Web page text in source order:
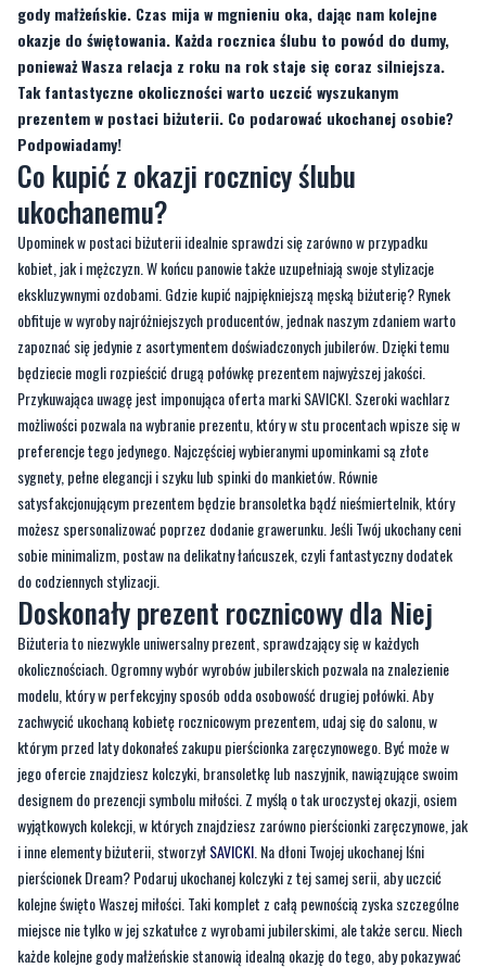
gody małżeńskie. Czas mija w mgnieniu oka, dając nam kolejne
okazje do świętowania. Każda rocznica ślubu to powód do dumy,
ponieważ Wasza relacja z roku na rok staje się coraz silniejsza.
Tak fantastyczne okoliczności warto uczcić wyszukanym
prezentem w postaci biżuterii. Co podarować ukochanej osobie?
Podpowiadamy!
Co kupić z okazji rocznicy ślubu
ukochanemu?
Upominek w postaci biżuterii idealnie sprawdzi się zarówno w przypadku
kobiet, jak i mężczyzn. W końcu panowie także uzupełniają swoje stylizacje
ekskluzywnymi ozdobami. Gdzie kupić najpiękniejszą męską biżuterię? Rynek
obfituje w wyroby najróżniejszych producentów, jednak naszym zdaniem warto
zapoznać się jedynie z asortymentem doświadczonych jubilerów. Dzięki temu
będziecie mogli rozpieścić drugą połówkę prezentem najwyższej jakości.
Przykuwająca uwagę jest imponująca oferta marki SAVICKI. Szeroki wachlarz
możliwości pozwala na wybranie prezentu, który w stu procentach wpisze się w
preferencje tego jedynego. Najczęściej wybieranymi upominkami są złote
sygnety, pełne elegancji i szyku lub spinki do mankietów. Równie
satysfakcjonującym prezentem będzie bransoletka bądź nieśmiertelnik, który
możesz spersonalizować poprzez dodanie grawerunku. Jeśli Twój ukochany ceni
sobie minimalizm, postaw na delikatny łańcuszek, czyli fantastyczny dodatek
do codziennych stylizacji.
Doskonały prezent rocznicowy dla Niej
Biżuteria to niezwykle uniwersalny prezent, sprawdzający się w każdych
okolicznościach. Ogromny wybór wyrobów jubilerskich pozwala na znalezienie
modelu, który w perfekcyjny sposób odda osobowość drugiej połówki. Aby
zachwycić ukochaną kobietę rocznicowym prezentem, udaj się do salonu, w
którym przed laty dokonałeś zakupu pierścionka zaręczynowego. Być może w
jego ofercie znajdziesz kolczyki, bransoletkę lub naszyjnik, nawiązujące swoim
designem do prezencji symbolu miłości. Z myślą o tak uroczystej okazji, osiem
wyjątkowych kolekcji, w których znajdziesz zarówno pierścionki zaręczynowe, jak
i inne elementy biżuterii, stworzyłSAVICKI . Na dłoni Twojej ukochanej lśni
pierścionek Dream? Podaruj ukochanej kolczyki z tej samej serii, aby uczcić
kolejne święto Waszej miłości. Taki komplet z całą pewnością zyska szczególne
miejsce nie tylko w jej szkatułce z wyrobami jubilerskimi, ale także sercu. Niech
każde kolejne gody małżeńskie stanowią idealną okazję do tego, aby pokazywać